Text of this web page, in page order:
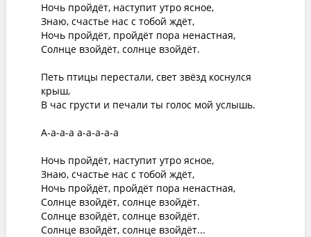
Ночь пройдёт, наступит утро ясное,
Знаю, счастье нас с тобой ждёт,
Ночь пройдёт, пройдёт пора ненастная,
Солнце взойдёт, солнце взойдёт.
Петь птицы перестали, свет звёзд коснулся
крыш,
В час грусти и печали ты голос мой услышь.
А-а-а-а а-а-а-а-а
Ночь пройдёт, наступит утро ясное,
Знаю, счастье нас с тобой ждёт,
Ночь пройдёт, пройдёт пора ненастная,
Солнце взойдёт, солнце взойдёт.
Солнце взойдёт, солнце взойдёт.
Солнце взойдёт, солнце взойдёт...